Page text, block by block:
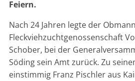
Feiern.
Nach 24 Jahren legte der
Fleckviehzuchtgenossenschaft
Schober, bei der
Söding sein Amt zurück. Zu
einstimmig Franz Pischler aus